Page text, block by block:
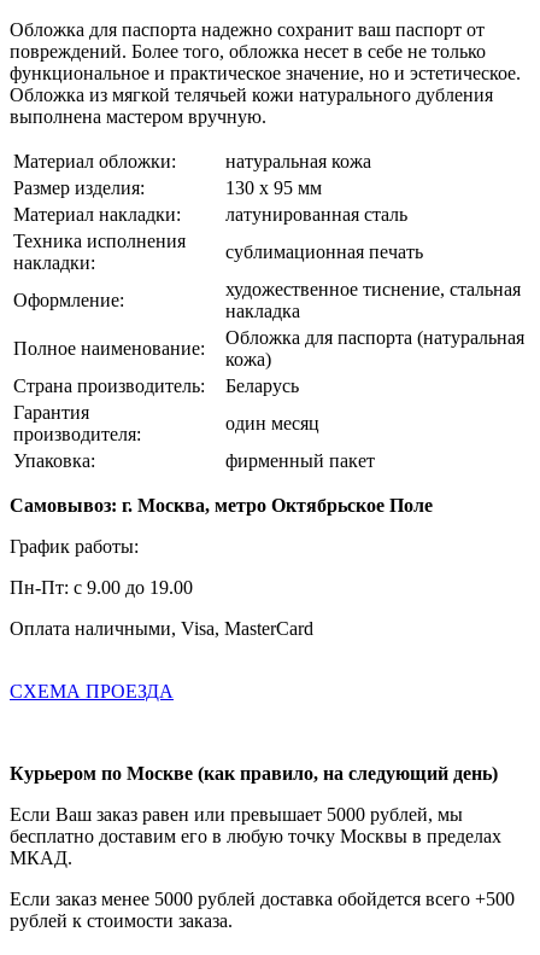
Обложка для паспорта надежно сохранит ваш паспорт от
повреждений. Более того, обложка несет в себе не только
функциональное и практическое значение, но и эстетическое.
Обложка из мягкой телячьей кожи натурального дубления
выполнена мастером вручную.
Материал обложки:
натуральная кожа
Размер изделия:
130 х 95 мм
Материал накладки:
латунированная сталь
Техника исполнения
накладки:
сублимационная печать
Оформление:
художественное тиснение, стальная
накладка
Полное наименование:
Обложка для паспорта (натуральная
кожа)
Страна производитель:
Беларусь
Гарантия
производителя:
один месяц
Упаковка:
фирменный пакет
Самовывоз: г. Москва, метро Октябрьское Поле
График работы:
Пн-Пт: с 9.00 до 19.00
Оплата наличными, Visa, MasterCard
СХЕМА ПРОЕЗДА
Курьером по Москве (как правило, на следующий день)
Если Ваш заказ равен или превышает 5000 рублей, мы
бесплатно доставим его в любую точку Москвы в пределах
МКАД.
Если заказ менее 5000 рублей доставка обойдется всего +500
рублей к стоимости заказа.